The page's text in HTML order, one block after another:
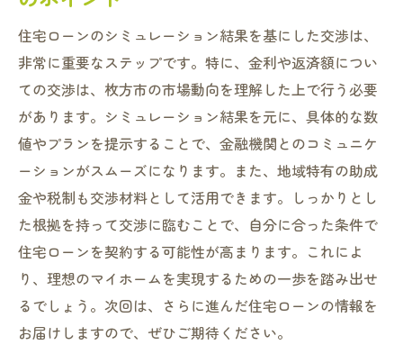
住宅ローンのシミュレーション結果を基にした交渉は、
非常に重要なステップです。特に、金利や返済額につい
ての交渉は、枚方市の市場動向を理解した上で行う必要
があります。シミュレーション結果を元に、具体的な数
値やプランを提示することで、金融機関とのコミュニケ
ーションがスムーズになります。また、地域特有の助成
金や税制も交渉材料として活用できます。しっかりとし
た根拠を持って交渉に臨むことで、自分に合った条件で
住宅ローンを契約する可能性が高まります。これによ
り、理想のマイホームを実現するための一歩を踏み出せ
るでしょう。次回は、さらに進んだ住宅ローンの情報を
お届けしますので、ぜひご期待ください。